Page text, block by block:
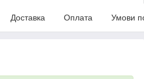
Доставка Оплата Умови